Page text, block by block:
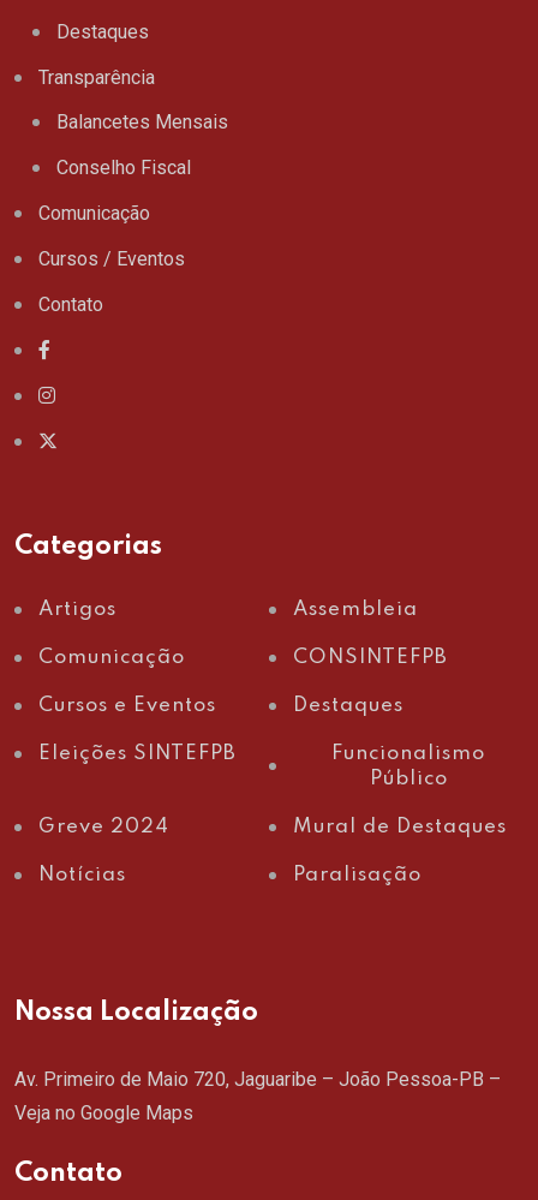
Destaques
Transparência
Balancetes Mensais
Conselho Fiscal
Comunicação
Cursos / Eventos
Contato
Categorias
Artigos Assembleia
Comunicação CONSINTEFPB
Cursos e Eventos Destaques
Eleições SINTEFPB
Funcionalismo
Público
Greve 2024 Mural de Destaques
Notícias Paralisação
Nossa Localização
Av. Primeiro de Maio 720, Jaguaribe – João Pessoa-PB –
Veja no Google Maps
Contato